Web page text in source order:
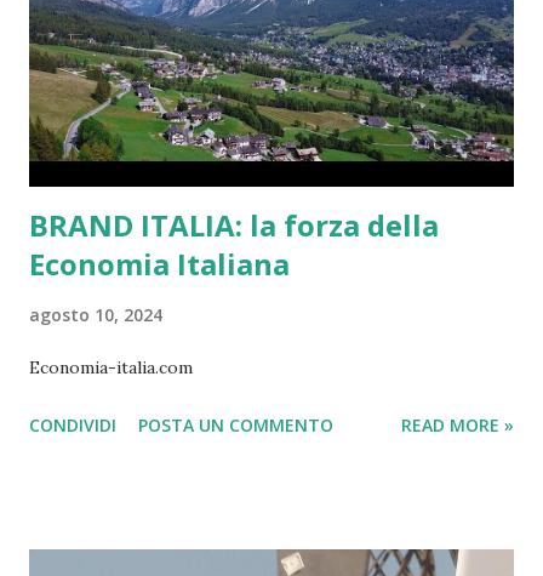
premi con un bonus di iscrizione 101 Altre idee Aggiungi
questa pagina ai segnalibri in modo da poterla consultare
ogni volta che hai bisogno di soldi! 1. Affitta una stanza con
Airbnb Questo è # ...
BRAND ITALIA: la forza della
Economia Italiana
agosto 10, 2024
Economia-italia.com
CONDIVIDI POSTA UN COMMENTO READ MORE »